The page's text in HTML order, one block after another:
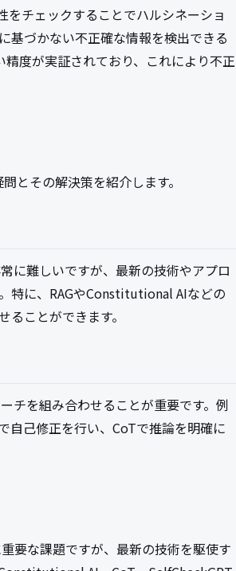
チェックすることでハルシネーショ
基づかない不正確な情報を検出できる
度が実証されており、これにより不正
とその解決策を紹介します。
に難しいですが、最新の技術やアプロ
特に、RAGやConstitutional AIなどの
ことができます。
チを組み合わせることが重要です。例
自己修正を行い、CoTで推論を明確に
要な課題ですが、最新の技術を駆使す